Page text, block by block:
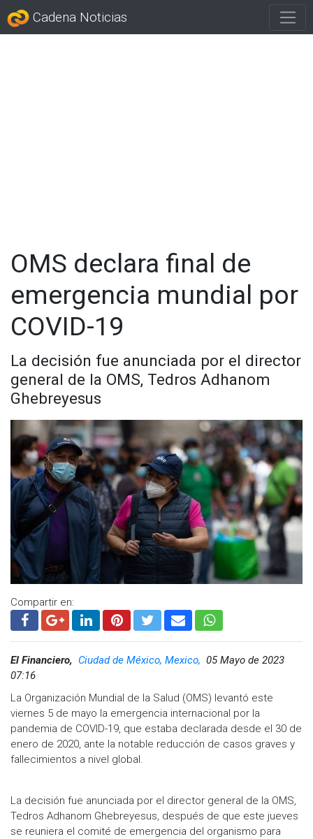
Cadena Noticias
OMS declara final de
emergencia mundial por
COVID-19
La decisión fue anunciada por el director
general de la OMS, Tedros Adhanom
Ghebreyesus
Compartir en:
El Financiero, Ciudad de México, Mexico, 05 Mayo de 2023
07:16
La Organización Mundial de la Salud (OMS) levantó este
viernes 5 de mayo la emergencia internacional por la
pandemia de COVID-19, que estaba declarada desde el 30 de
enero de 2020, ante la notable reducción de casos graves y
fallecimientos a nivel global.
La decisión fue anunciada por el director general de la OMS,
Tedros Adhanom Ghebreyesus, después de que este jueves
se reuniera el comité de emergencia del organismo para